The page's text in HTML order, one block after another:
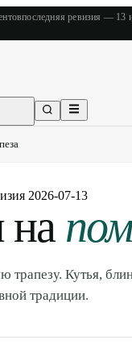
последняя ревизия — 13
2026-07-13
на
трапезу. Кутья,
традиции.